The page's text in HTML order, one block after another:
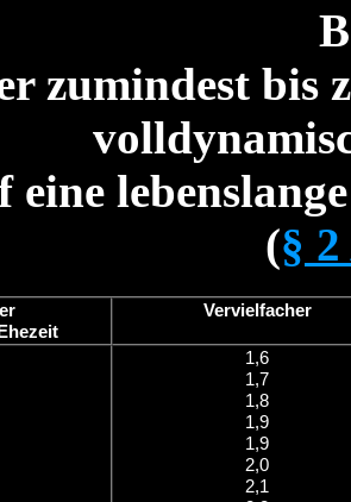
zumindest bis
eine
(§
Vervielfacher
1,6
1,7
1,8
1,9
1,9
2,0
2,1